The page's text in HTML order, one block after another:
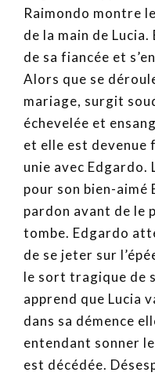
Raimondo montre
de la main de
de sa fiancée et
Alors que se
mariage, surgit
échevelée et
et elle est devenue
unie avec
pour son bien-aimé
pardon avant de le
tombe. Edgardo
de se jeter sur
le sort tragique de
apprend que Lucia
dans sa démence
entendant sonner
est décédée.